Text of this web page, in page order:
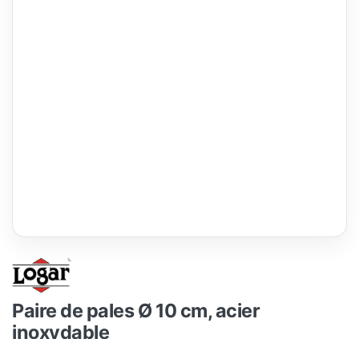
Paire de pales Ø 10 cm, acier
inoxydable